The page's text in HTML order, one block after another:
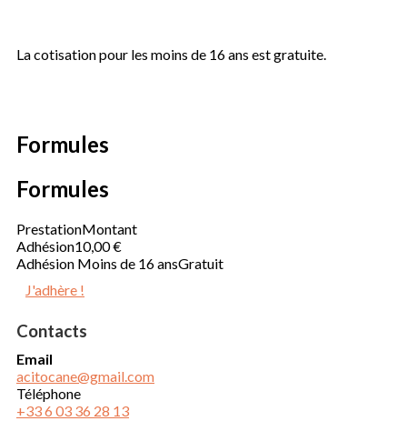
La cotisation pour les moins de 16 ans est gratuite.
Formules
Formules
PrestationMontant
Adhésion10,00 €
Adhésion Moins de 16 ansGratuit
J'adhère !
Contacts
Email
acitocane@gmail.com
Téléphone
+33 6 03 36 28 13